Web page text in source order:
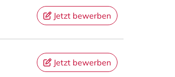
Jetzt bewerben
Jetzt bewerben